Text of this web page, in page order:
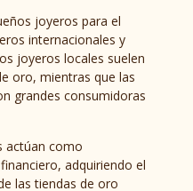
joyeros para el
internacionales y
joyeros locales suelen
oro, mientras que las
grandes consumidoras
actúan como
adquiriendo el
las tiendas de oro